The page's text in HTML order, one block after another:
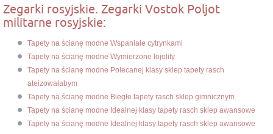
Zegarki rosyjskie. Zegarki Vostok Poljot
militarne rosyjskie:
Tapety na ścianę modne Wspaniałe cytrynkami
Tapety na ścianę modne Wymierzone lojolity
Tapety na ścianę modne Polecanej klasy sklep tapety rasch
ateizowałabym
Tapety na ścianę modne Biegłe tapety rasch sklep gimnicznym
Tapety na ścianę modne Idealnej klasy tapety rasch sklep awansowe
Tapety na ścianę modne Idealnej klasy tapety rasch sklep awansowe